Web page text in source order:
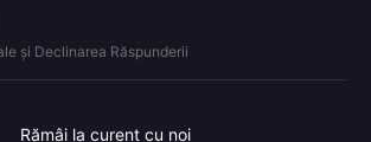
și Declinarea Răspunderii
Rămâi la curent cu noi